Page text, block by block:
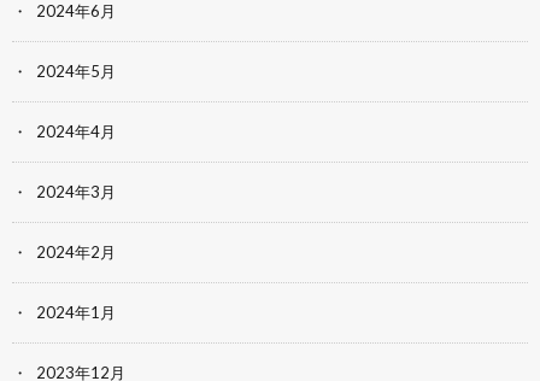
2024年6月
2024年5月
2024年4月
2024年3月
2024年2月
2024年1月
2023年12月